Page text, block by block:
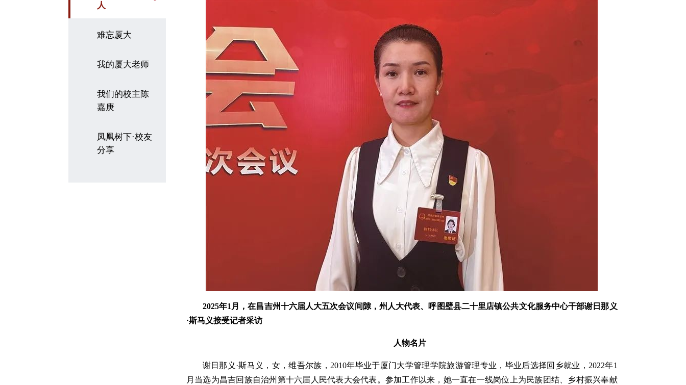
人
难忘厦大
我的厦大老师
我们的校主陈
嘉庚
凤凰树下·校友
分享
2025年1月，在昌吉州十六届人大五次会议间隙，州人大代表、呼图壁县二十里店镇公共文化服务中心干部谢日那义
·斯马义接受记者采访
人物名片
谢日那义·斯马义，女，维吾尔族，2010年毕业于厦门大学管理学院旅游管理专业，毕业后选择回乡就业，2022年1
月当选为昌吉回族自治州第十六届人民代表大会代表。参加工作以来，她一直在一线岗位上为民族团结、乡村振兴奉献